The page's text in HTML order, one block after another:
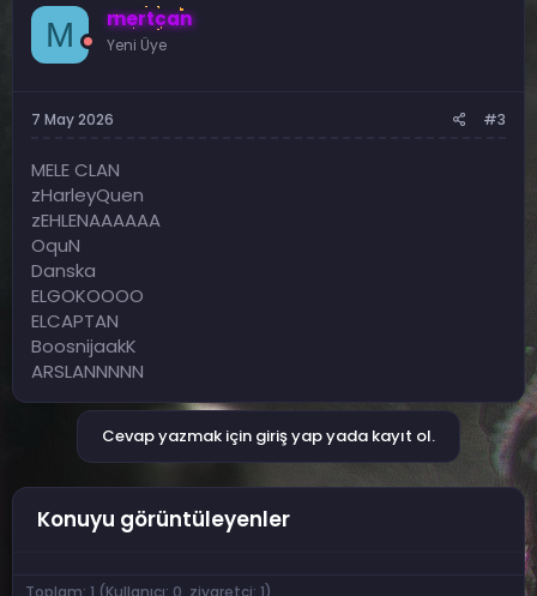
M mertcan
Yeni Üye
7 May 2026 #3
MELE CLAN
zHarleyQuen
zEHLENAAAAAA
OquN
Danska
ELGOKOOOO
ELCAPTAN
BoosnijaakK
ARSLANNNNN
Cevap yazmak için giriş yap yada kayıt ol.
Konuyu görüntüleyenler
Toplam: 1 (Kullanıcı: 0, ziyaretçi: 1)